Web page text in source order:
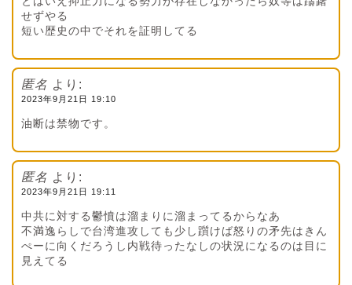
せずやる
短い歴史の中でそれを証明してる
匿名 より:
2023年9月21日 19:10
油断は禁物です。
匿名 より:
2023年9月21日 19:11
中共に対する鬱憤は溜まりに溜まってるからなあ
不満逸らしで台湾進攻しても少し躓けば怒りの矛先はきん
ぺーに向くだろうし内戦待ったなしの状況になるのは目に
見えてる